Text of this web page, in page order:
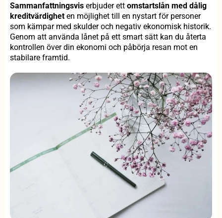
Sammanfattningsvis erbjuder ett omstartslån med dålig
kreditvärdighet en möjlighet till en nystart för personer
som kämpar med skulder och negativ ekonomisk historik.
Genom att använda lånet på ett smart sätt kan du återta
kontrollen över din ekonomi och påbörja resan mot en
stabilare framtid.